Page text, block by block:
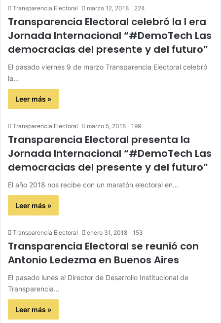
Transparencia Electoral marzo 12, 2018 224
Transparencia Electoral celebró la I era
Jornada Internacional “#DemoTech Las
democracias del presente y del futuro”
El pasado viernes 9 de marzo Transparencia Electoral celebró
la…
Leer más »
Transparencia Electoral marzo 5, 2018 199
Transparencia Electoral presenta la
Jornada Internacional “#DemoTech Las
democracias del presente y del futuro”
El año 2018 nos recibe con un maratón electoral en…
Leer más »
Transparencia Electoral enero 31, 2018 153
Transparencia Electoral se reunió con
Antonio Ledezma en Buenos Aires
El pasado lunes el Director de Desarrollo Institucional de
Transparencia…
Leer más »